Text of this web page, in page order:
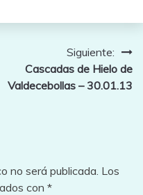
Siguiente:
Cascadas de Hielo de
Valdecebollas – 30.01.13
no será publicada. Los
con *